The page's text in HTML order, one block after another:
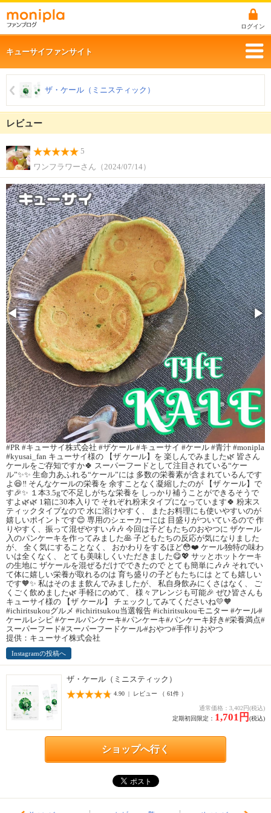
ログイン
キューサイファンサイト
ザ・ケール（ミニスティック）
レビュー
5
ワンフラワーさん（2024/07/14）
◀ ▶
#PR #キューサイ株式会社 #ザケール #キューサイ #ケール #青汁 #monipla
#kyusai_fan キューサイ様の 【ザ ケール】を 楽しんでみました🌿 皆さん
ケールをご存知ですか🍀 スーパーフードとして注目されている“ケー
ル”✨✨ 生命力あふれる“ケール”には 多数の栄養素が含まれているんです
よ😆‼️ そんなケールの栄養を 余すことなく凝縮したのが 【ザ ケール】で
す🎉✨ １本3.5gで不足しがちな栄養を しっかり補うことができるそうで
すよ🌿🌿 1箱に30本入りで それぞれ粉末タイプになっています🍀 粉末ス
ティックタイプなので 水に溶けやすく、 またお料理にも使いやすいのが
嬉しいポイントです😊 専用のシェーカーには 目盛りがついているので 作
りやすく、振って混ぜやすい🎶🎶 今回は子どもたちのおやつに ザケール
入のパンケーキを作ってみました🥞 子どもたちの反応が気になりました
が、 全く気にすることなく、 おかわりをするほど😳❤️ ケール独特の味わ
いは全くなく、 とても美味しくいただきました😋💖 サッとホットケーキ
の生地に ザケールを混ぜるだけでできたので とても簡単に🎶🎶 それでい
て体に嬉しい栄養が取れるのは 育ち盛りの子どもたちには とても嬉しい
です🧡✨ 私はそのまま飲んでみましたが、 私自身飲みにくさはなく、 ご
くごく飲めました🌿 手軽にのめて、 様々アレンジも可能🎉 ぜひ皆さんも
キューサイ様の 【ザ ケール】 チェックしてみてくださいね💛🧡
#ichiritsukouグルメ #ichiritsukou当選報告 #ichiritsukouモニター #ケール#
ケールレシピ #ケールパンケーキ#パンケーキ#パンケーキ好き#栄養満点#
スーパーフード#スーパーフードケール#おやつ#手作りおやつ
提供：キューサイ株式会社
Instagramの投稿へ
ザ・ケール（ミニスティック）
4.90 | レビュー （ 61件 ）
通常価格：3,402円(税込)
定期初回限定： 1,701円 (税込)
ショップへ行く